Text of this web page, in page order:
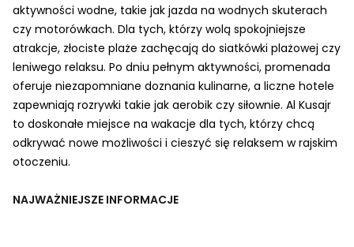
aktywności wodne, takie jak jazda na wodnych skuterach
czy motorówkach. Dla tych, którzy wolą spokojniejsze
atrakcje, złociste plaże zachęcają do siatkówki plażowej czy
leniwego relaksu. Po dniu pełnym aktywności, promenada
oferuje niezapomniane doznania kulinarne, a liczne hotele
zapewniają rozrywki takie jak aerobik czy siłownie. Al Kusajr
to doskonałe miejsce na wakacje dla tych, którzy chcą
odkrywać nowe możliwości i cieszyć się relaksem w rajskim
otoczeniu.
NAJWAŻNIEJSZE INFORMACJE